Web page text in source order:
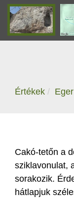
Értékek
Cakó-tetőn a
sziklavonulat,
sorakozik.
hátlapjuk